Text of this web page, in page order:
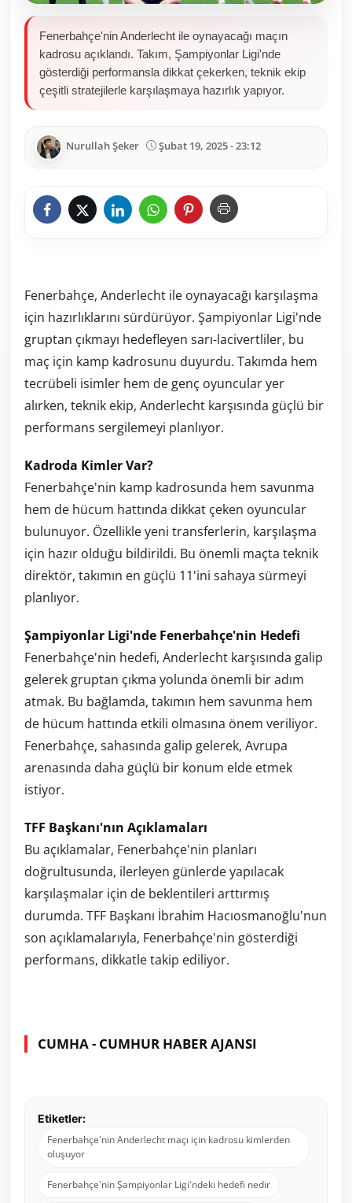
Fenerbahçe'nin Anderlecht ile oynayacağı maçın
kadrosu açıklandı. Takım, Şampiyonlar Ligi'nde
gösterdiği performansla dikkat çekerken, teknik ekip
çeşitli stratejilerle karşılaşmaya hazırlık yapıyor.
Nurullah Şeker Şubat 19, 2025 - 23:12
Fenerbahçe, Anderlecht ile oynayacağı karşılaşma
için hazırlıklarını sürdürüyor. Şampiyonlar Ligi'nde
gruptan çıkmayı hedefleyen sarı-lacivertliler, bu
maç için kamp kadrosunu duyurdu. Takımda hem
tecrübeli isimler hem de genç oyuncular yer
alırken, teknik ekip, Anderlecht karşısında güçlü bir
performans sergilemeyi planlıyor.
Kadroda Kimler Var?
Fenerbahçe'nin kamp kadrosunda hem savunma
hem de hücum hattında dikkat çeken oyuncular
bulunuyor. Özellikle yeni transferlerin, karşılaşma
için hazır olduğu bildirildi. Bu önemli maçta teknik
direktör, takımın en güçlü 11'ini sahaya sürmeyi
planlıyor.
Şampiyonlar Ligi'nde Fenerbahçe'nin Hedefi
Fenerbahçe'nin hedefi, Anderlecht karşısında galip
gelerek gruptan çıkma yolunda önemli bir adım
atmak. Bu bağlamda, takımın hem savunma hem
de hücum hattında etkili olmasına önem veriliyor.
Fenerbahçe, sahasında galip gelerek, Avrupa
arenasında daha güçlü bir konum elde etmek
istiyor.
TFF Başkanı'nın Açıklamaları
Bu açıklamalar, Fenerbahçe'nin planları
doğrultusunda, ilerleyen günlerde yapılacak
karşılaşmalar için de beklentileri arttırmış
durumda. TFF Başkanı İbrahim Hacıosmanoğlu'nun
son açıklamalarıyla, Fenerbahçe'nin gösterdiği
performans, dikkatle takip ediliyor.
CUMHA - CUMHUR HABER AJANSI
Etiketler:
Fenerbahçe'nin Anderlecht maçı için kadrosu kimlerden
oluşuyor
Fenerbahçe'nin Şampiyonlar Ligi'ndeki hedefi nedir